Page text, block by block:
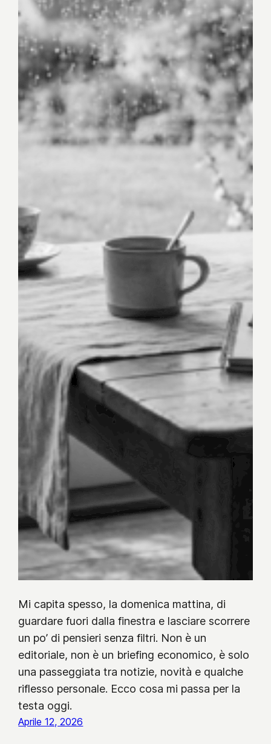
Mi capita spesso, la domenica mattina, di
guardare fuori dalla finestra e lasciare scorrere
un po’ di pensieri senza filtri. Non è un
editoriale, non è un briefing economico, è solo
una passeggiata tra notizie, novità e qualche
riflesso personale. Ecco cosa mi passa per la
testa oggi.
Aprile 12, 2026